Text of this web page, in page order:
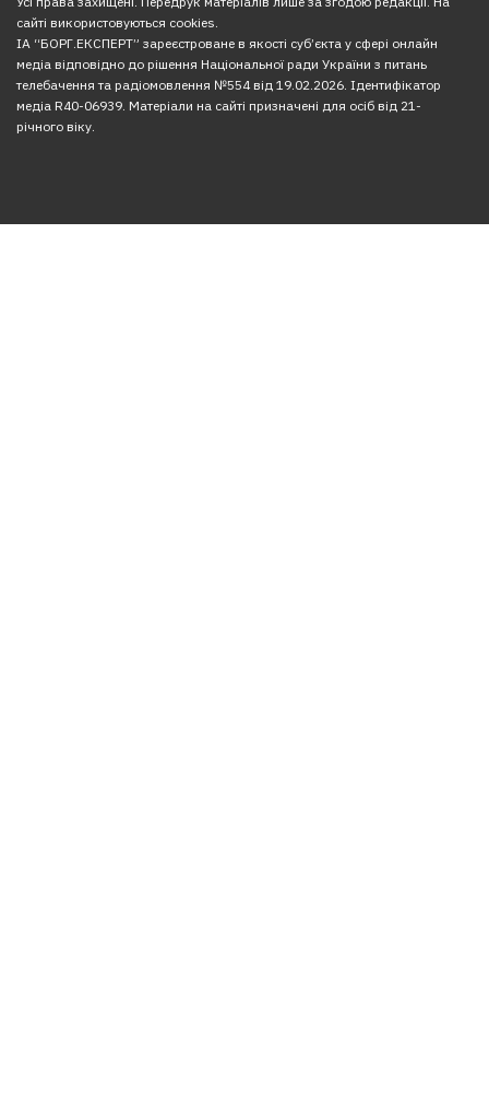
сайті використовуються cookies.
ІА “БОРГ.ЕКСПЕРТ” зареєстроване в якості суб’єкта у сфері онлайн
медіа відповідно до рішення Національної ради України з питань
телебачення та радіомовлення №554 від 19.02.2026. Ідентифікатор
медіа R40-06939. Матеріали на сайті призначені для осіб від 21-
річного віку.